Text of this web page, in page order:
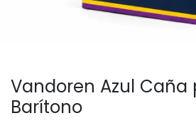
Vandoren Azul Caña
Barítono